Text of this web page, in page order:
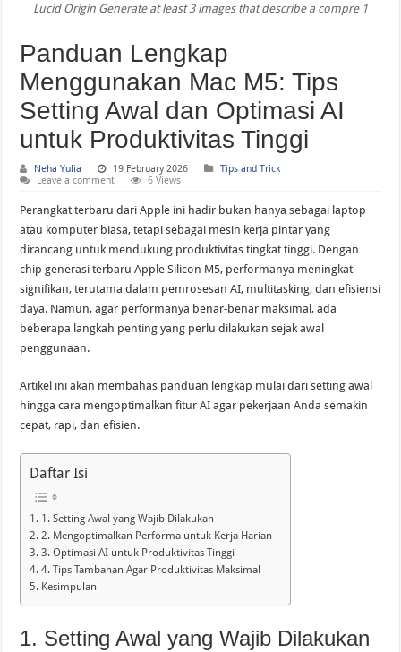
WWDC 2026 Bikin Heboh! Siri AI dan Fitur Pintar Terbaru iPhone yang Siap
Lucid Origin Generate at least 3 images that describe a compre 1
Panduan Lengkap
Menggunakan Mac M5: Tips
Setting Awal dan Optimasi AI
untuk Produktivitas Tinggi
Neha Yulia 19 February 2026
Tips and Trick
Leave a comment
6 Views
Perangkat terbaru dari Apple ini hadir bukan hanya sebagai laptop
atau komputer biasa, tetapi sebagai mesin kerja pintar yang
dirancang untuk mendukung produktivitas tingkat tinggi. Dengan
chip generasi terbaru Apple Silicon M5, performanya meningkat
signifikan, terutama dalam pemrosesan AI, multitasking, dan efisiensi
daya. Namun, agar performanya benar-benar maksimal, ada
beberapa langkah penting yang perlu dilakukan sejak awal
penggunaan.
Artikel ini akan membahas panduan lengkap mulai dari setting awal
hingga cara mengoptimalkan fitur AI agar pekerjaan Anda semakin
cepat, rapi, dan efisien.
Daftar Isi
1. Setting Awal yang Wajib Dilakukan
2. Mengoptimalkan Performa untuk Kerja Harian
3. Optimasi AI untuk Produktivitas Tinggi
4. Tips Tambahan Agar Produktivitas Maksimal
Kesimpulan
1. Setting Awal yang Wajib Dilakukan